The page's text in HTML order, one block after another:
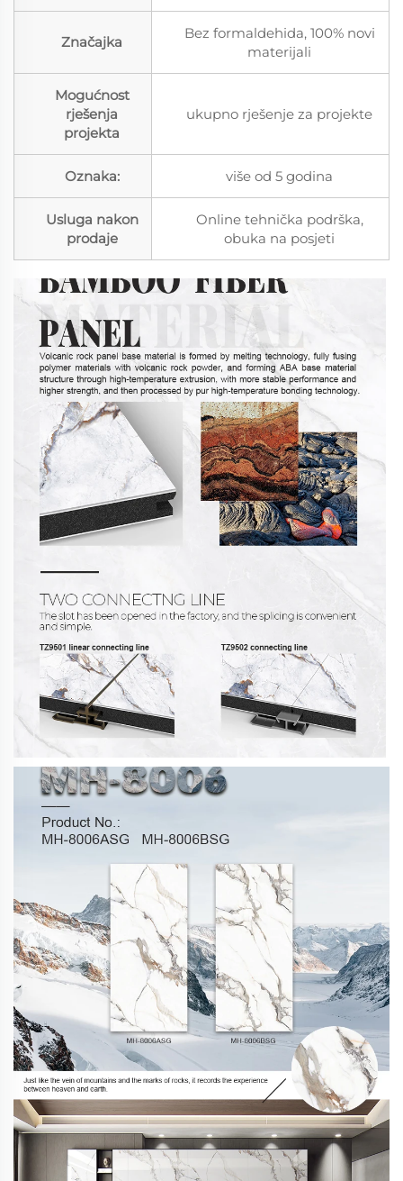
Značajka
Bez formaldehida, 100% novi
materijali
Mogućnost
rješenja
projekta
ukupno rješenje za projekte
Oznaka: više od 5 godina
Usluga nakon
prodaje
Online tehnička podrška,
obuka na posjeti